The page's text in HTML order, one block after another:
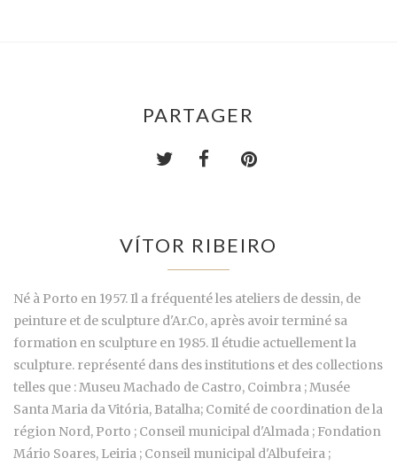
PARTAGER
VÍTOR RIBEIRO
Né à Porto en 1957. Il a fréquenté les ateliers de dessin, de
peinture et de sculpture d'Ar.Co, après avoir terminé sa
formation en sculpture en 1985. Il étudie actuellement la
sculpture. représenté dans des institutions et des collections
telles que : Museu Machado de Castro, Coimbra ; Musée
Santa Maria da Vitória, Batalha; Comité de coordination de la
région Nord, Porto ; Conseil municipal d'Almada ; Fondation
Mário Soares, Leiria ; Conseil municipal d'Albufeira ;